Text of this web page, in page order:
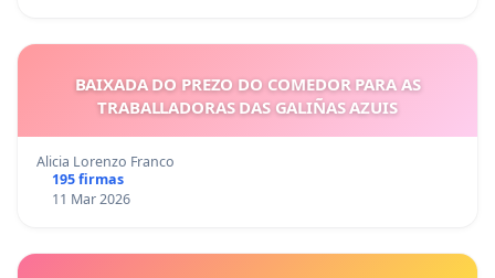
BAIXADA DO PREZO DO COMEDOR PARA AS
TRABALLADORAS DAS GALIÑAS AZUIS
Alicia Lorenzo Franco
195 firmas
11 Mar 2026